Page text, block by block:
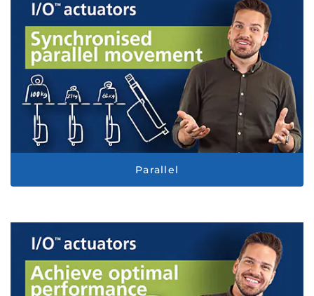
Parallel